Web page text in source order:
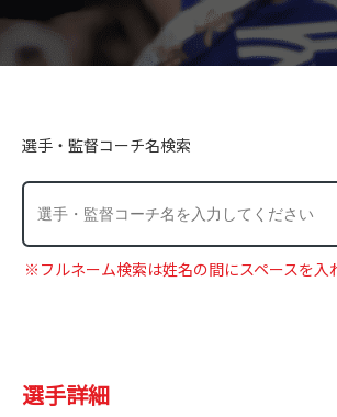
選手・監督コーチ名検索
※フルネーム検索は姓名の間にスペースを入
選手詳細